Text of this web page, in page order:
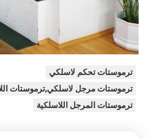
ترموستات تحكم لاسلكي
ترموستات مرجل لاسلكي,ترموستات
ترموستات المرجل اللاسلكية